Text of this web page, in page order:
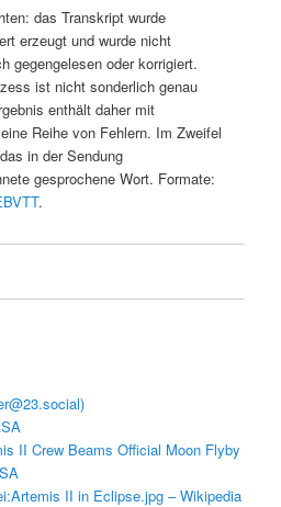
das Transkript wurde
erzeugt und wurde nicht
gegengelesen oder korrigiert.
ist nicht sonderlich genau
enthält daher mit
Reihe von Fehlern. Im Zweifel
in der Sendung
gesprochene Wort. Formate:
.
II Crew Beams Official Moon Flyby
II in Eclipse.jpg – Wikipedia